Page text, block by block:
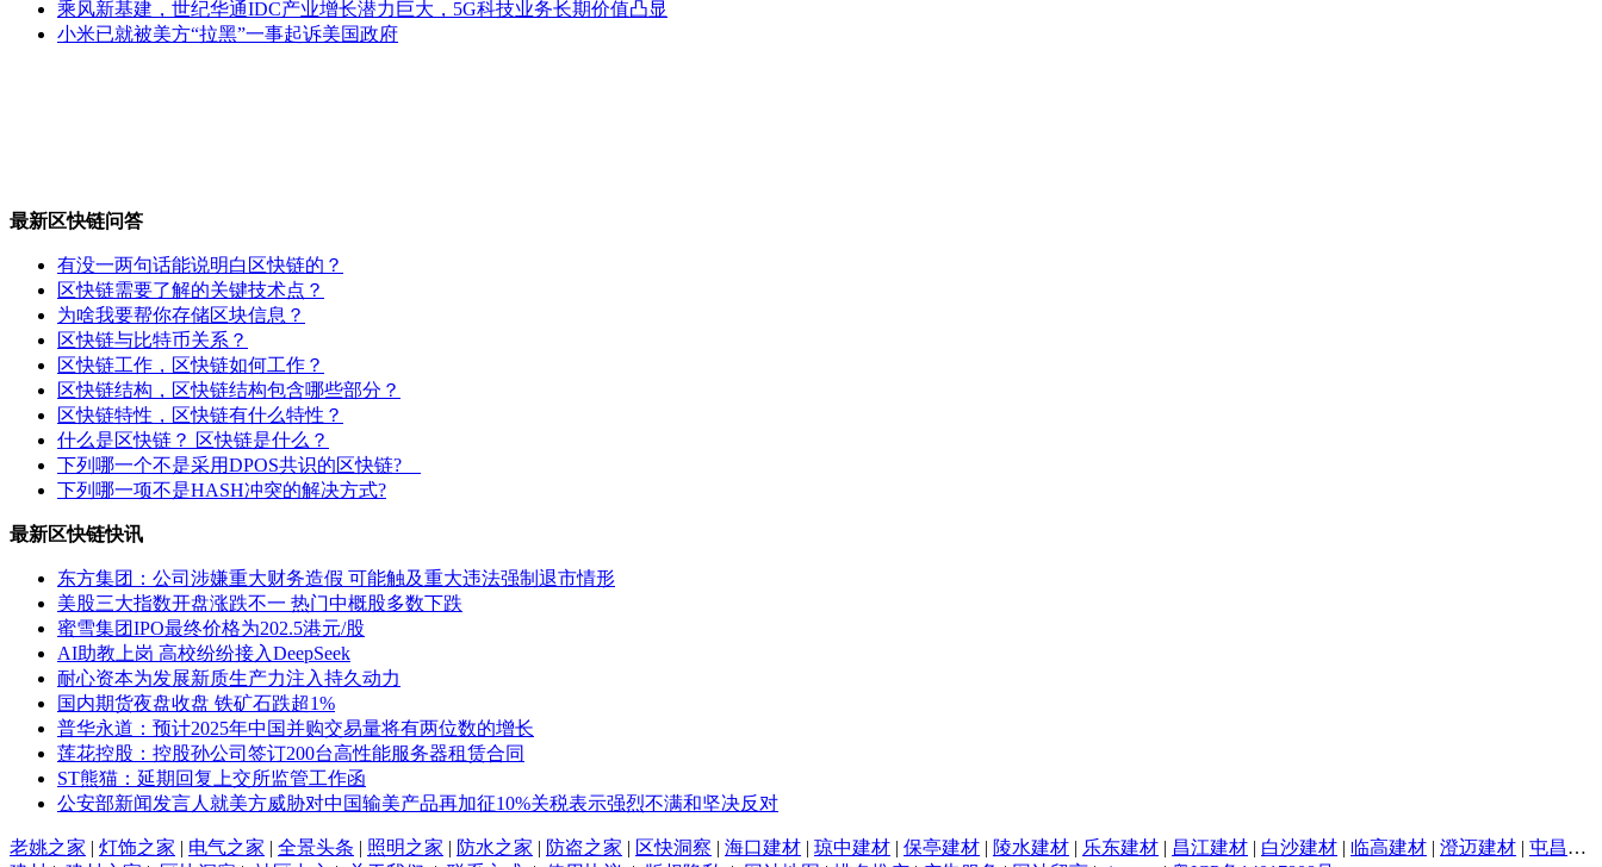
乘风新基建，世纪华通IDC产业增长潜力巨大，5G科技业务长期价值凸显
小米已就被美方“拉黑”一事起诉美国政府
最新区快链问答
有没一两句话能说明白区快链的？
区快链需要了解的关键技术点？
为啥我要帮你存储区块信息？
区快链与比特币关系？
区快链工作，区快链如何工作？
区快链结构，区快链结构包含哪些部分？
区快链特性，区快链有什么特性？
什么是区快链？ 区快链是什么？
下列哪一个不是采用DPOS共识的区快链?
下列哪一项不是HASH冲突的解决方式?
最新区快链快讯
东方集团：公司涉嫌重大财务造假 可能触及重大违法强制退市情形
美股三大指数开盘涨跌不一 热门中概股多数下跌
蜜雪集团IPO最终价格为202.5港元/股
AI助教上岗 高校纷纷接入DeepSeek
耐心资本为发展新质生产力注入持久动力
国内期货夜盘收盘 铁矿石跌超1%
普华永道：预计2025年中国并购交易量将有两位数的增长
莲花控股：控股孙公司签订200台高性能服务器租赁合同
ST熊猫：延期回复上交所监管工作函
公安部新闻发言人就美方威胁对中国输美产品再加征10%关税表示强烈不满和坚决反对
老姚之家 | 灯饰之家 | 电气之家 | 全景头条 | 照明之家 | 防水之家 | 防盗之家 | 区快洞察 | 海口建材 | 琼中建材 | 保亭建材 | 陵水建材 | 乐东建材 | 昌江建材 | 白沙建材 | 临高建材 | 澄迈建材 | 屯昌建材